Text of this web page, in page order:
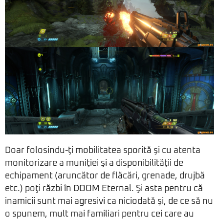
Doar folosindu-ţi mobilitatea sporită şi cu atenta
monitorizare a muniţiei şi a disponibilităţii de
echipament (aruncător de flăcări, grenade, drujbă
etc.) poţi răzbi în DOOM Eternal. Şi asta pentru că
inamicii sunt mai agresivi ca niciodată şi, de ce să nu
o spunem, mult mai familiari pentru cei care au